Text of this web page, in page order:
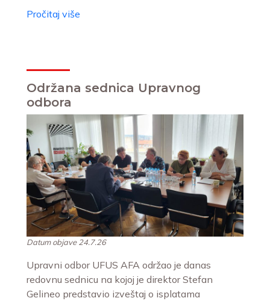
Pročitaj više
Održana sednica Upravnog
odbora
Datum objave 24.7.26
Upravni odbor UFUS AFA održao je danas
redovnu sednicu na kojoj je direktor Stefan
Gelineo predstavio izveštaj o isplatama